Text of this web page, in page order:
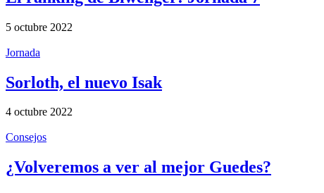
5 octubre 2022
Jornada
Sorloth, el nuevo Isak
4 octubre 2022
Consejos
¿Volveremos a ver al mejor Guedes?